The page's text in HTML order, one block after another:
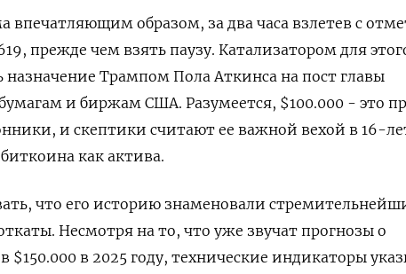
впечатляющим образом, за два часа взлетев с
прежде чем взять паузу. Катализатором для
Трампом Пола Аткинса на пост главы
и биржам США. Разумеется, $100.000 - это
и скептики считают ее важной вехой в 16-
как актива.
что его историю знаменовали
Несмотря на то, что уже звучат прогнозы о
в 2025 году, технические индикаторы